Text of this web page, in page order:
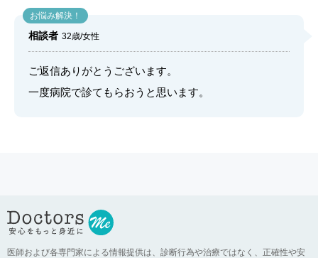
相談者 32歳/女性
ご返信ありがとうございます。
一度病院で診てもらおうと思います。
医師および各専門家による情報提供は、診断行為や治療ではなく、正確性や安